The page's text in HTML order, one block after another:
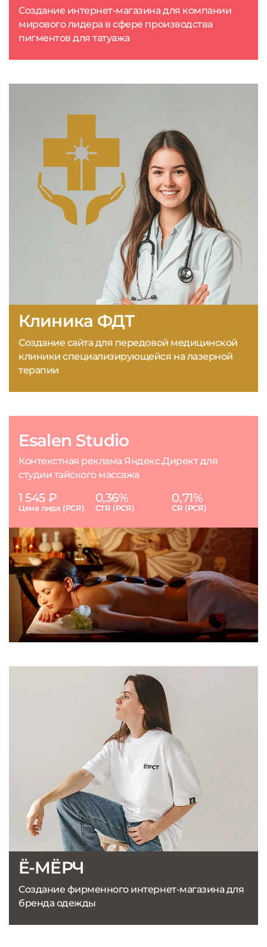
Создание интернет-магазина для компании
мирового лидера в сфере производства
пигментов для татуажа
Esalen Studio
Контекстная реклама Яндекс.Директ для
студии тайского массажа
1 545 ₽
Цена лида (РСЯ)
0,36%
CTR (РСЯ)
0,71%
CR (РСЯ)
Клиника ФДТ
Создание сайта для передовой медицинской
клиники специализирующейся на лазерной
терапии
Ё-МЁРЧ
Создание фирменного интернет-магазина для
бренда одежды